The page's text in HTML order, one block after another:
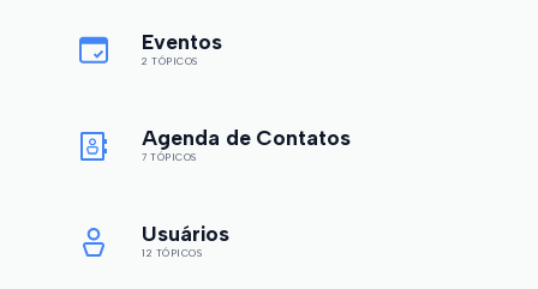
Eventos
2 TÓPICOS
Agenda de Contatos
7 TÓPICOS
Usuários
12 TÓPICOS